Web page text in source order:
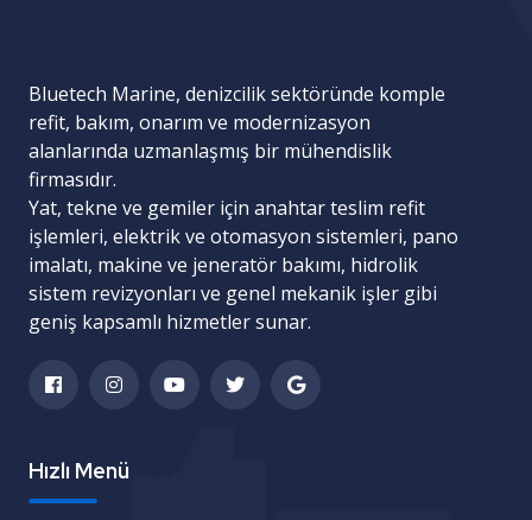
Bluetech Marine, denizcilik sektöründe komple
refit, bakım, onarım ve modernizasyon
alanlarında uzmanlaşmış bir mühendislik
firmasıdır.
Yat, tekne ve gemiler için anahtar teslim refit
işlemleri, elektrik ve otomasyon sistemleri, pano
imalatı, makine ve jeneratör bakımı, hidrolik
sistem revizyonları ve genel mekanik işler gibi
geniş kapsamlı hizmetler sunar.
Hızlı Menü